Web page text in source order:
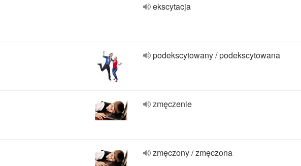
ekscytacja
podekscytowany / podekscytowana
zmęczenie
zmęczony / zmęczona